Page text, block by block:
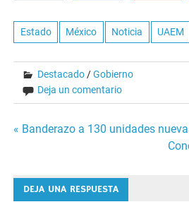
Estado México Noticia UAEM
Destacado/Gobierno
Deja un comentario
Navegación
entradas
« Banderazo a 130 unidades
DEJA UNA RESPUESTA